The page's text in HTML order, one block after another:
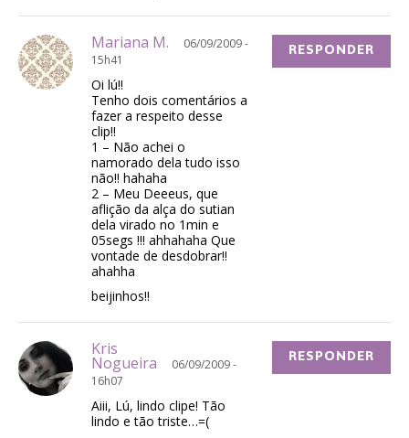
Mariana M.
06/09/2009 -
15h41
Oi lú!!
Tenho dois comentários a
fazer a respeito desse
clip!!
1 – Não achei o
namorado dela tudo isso
não!! hahaha
2 – Meu Deeeus, que
aflição da alça do sutian
dela virado no 1min e
05segs !!! ahhahaha Que
vontade de desdobrar!!
ahahha
beijinhos!!
RESPONDER
Kris
Nogueira
06/09/2009 -
16h07
Aiii, Lú, lindo clipe! Tão
lindo e tão triste…=(
RESPONDER